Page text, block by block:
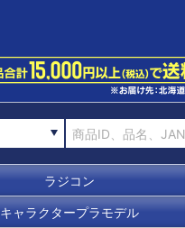
ラジコン
キャラクタープラモデル